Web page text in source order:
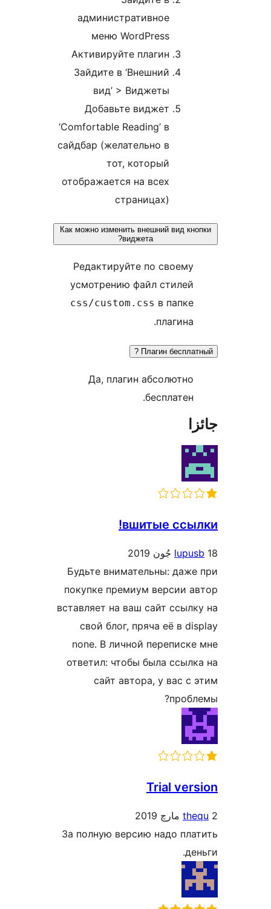
административное
меню WordPress
Активируйте плагин
Зайдите в ‘Внешний
вид’ > Виджеты
Добавьте виджет
‘Comfortable Reading’ в
сайдбар (желательно в
отображается на всех
Как можно изменить внешний вид
Редактируйте по своему
усмотрению файл стилей
css/custom.css
Плагин
Да, плагин абсолютно
вшитые
Будьте внимательны: даже
покупке премиум версии
вставляет на ваш сайт
свой блог, пряча её в
none. В личной переписке
ответил: чтобы была
сайт автора, у вас с
Trial
За полную версию надо